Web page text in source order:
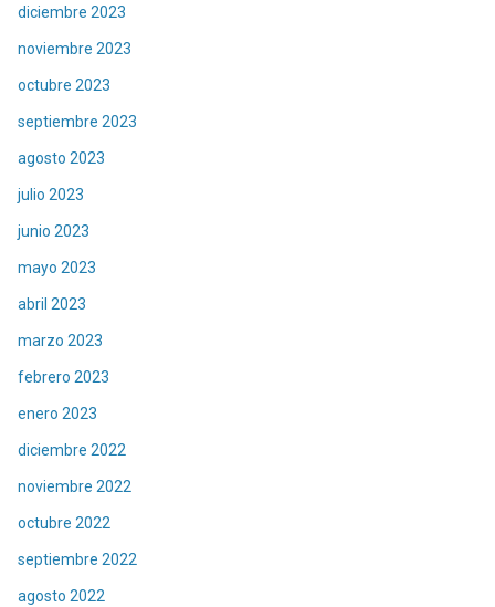
diciembre 2023
noviembre 2023
octubre 2023
septiembre 2023
agosto 2023
julio 2023
junio 2023
mayo 2023
abril 2023
marzo 2023
febrero 2023
enero 2023
diciembre 2022
noviembre 2022
octubre 2022
septiembre 2022
agosto 2022